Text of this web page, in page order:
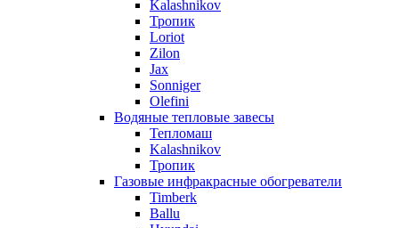
Kalashnikov
Тропик
Loriot
Zilon
Jax
Sonniger
Olefini
Водяные тепловые завесы
Тепломаш
Kalashnikov
Тропик
Газовые инфракрасные обогреватели
Timberk
Ballu